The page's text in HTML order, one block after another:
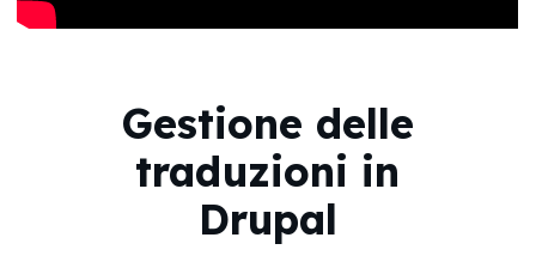
Gestione delle
traduzioni in
Drupal